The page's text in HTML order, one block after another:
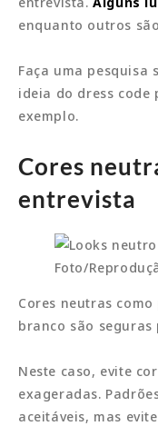
enquanto outros
Faça uma pesquisa
ideia do dress
exemplo.
Cores
entrevista
Foto/
Cores neutras
branco são
Neste caso, evite
exageradas.
aceitáveis, mas